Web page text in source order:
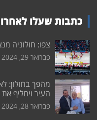
כתבות שעלו
צפו: חולוניה מנצחת 72:73 את הפועל
פברואר 29, 2024
העיר ויחליף
פברואר 28, 2024